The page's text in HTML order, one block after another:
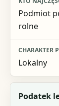
Podmiot
rolne
Lokalny
Podatek